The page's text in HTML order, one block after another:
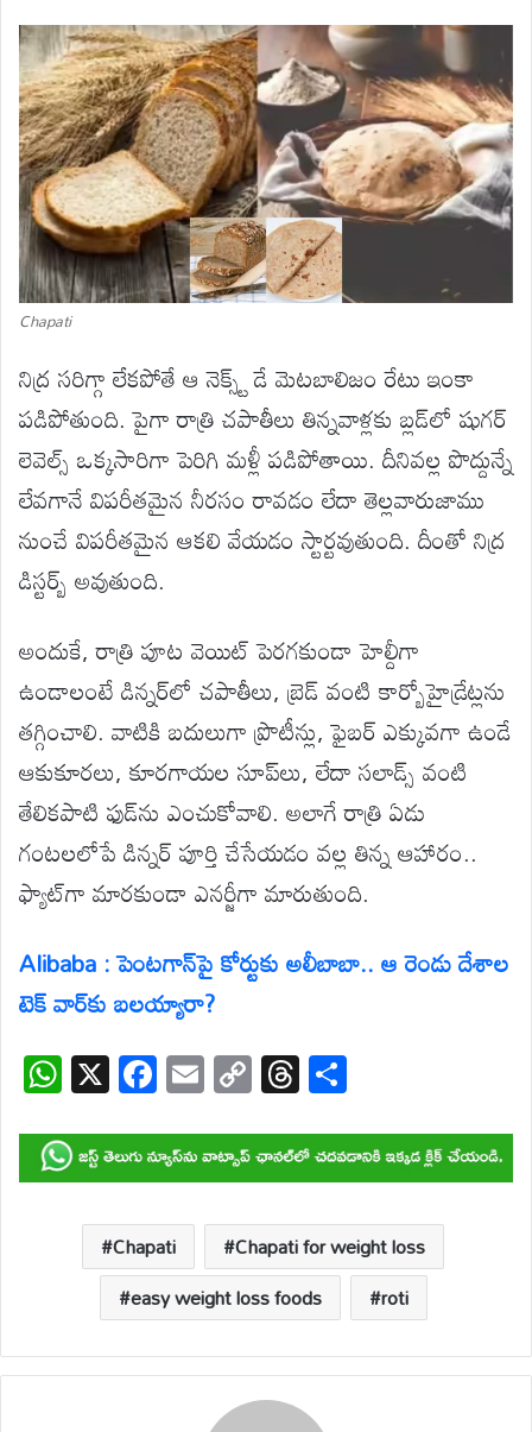
Chapati
నిద్ర సరిగ్గా లేకపోతే ఆ నెక్స్ట్ డే మెటబాలిజం రేటు ఇంకా
పడిపోతుంది. పైగా రాత్రి చపాతీలు తిన్నవాళ్లకు బ్లడ్‌లో షుగర్
లెవెల్స్ ఒక్కసారిగా పెరిగి మళ్లీ పడిపోతాయి. దీనివల్ల పొద్దున్నే
లేవగానే విపరీతమైన నీరసం రావడం లేదా తెల్లవారుజాము
నుంచే విపరీతమైన ఆకలి వేయడం స్టార్టవుతుంది. దీంతో నిద్ర
డిస్టర్బ్ అవుతుంది.
అందుకే, రాత్రి పూట వెయిట్ పెరగకుండా హెల్దీగా
ఉండాలంటే డిన్నర్‌లో చపాతీలు, బ్రెడ్ వంటి కార్బోహైడ్రేట్లను
తగ్గించాలి. వాటికి బదులుగా ప్రొటీన్లు, ఫైబర్ ఎక్కువగా ఉండే
ఆకుకూరలు, కూరగాయల సూప్‌లు, లేదా సలాడ్స్ వంటి
తేలికపాటి ఫుడ్‌ను ఎంచుకోవాలి. అలాగే రాత్రి ఏడు
గంటలలోపే డిన్నర్ పూర్తి చేసేయడం వల్ల తిన్న ఆహారం..
ఫ్యాట్‌గా మారకుండా ఎనర్జీగా మారుతుంది.
Alibaba : పెంటగాన్‌పై కోర్టుకు అలీబాబా.. ఆ రెండు దేశాల
టెక్ వార్‌కు బలయ్యారా?
W
h
at
s
A
p
X F
ac
e
b
o
o
k
E
m
ail
C
o
p
y
Li
n
k
T
hr
e
a
d
s
ar
e
Chapati
Chapati for weight loss
easy weight loss foods
roti